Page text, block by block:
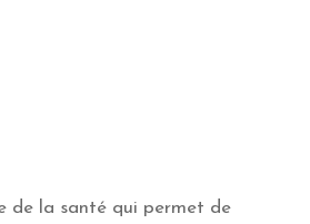
de la santé qui permet de